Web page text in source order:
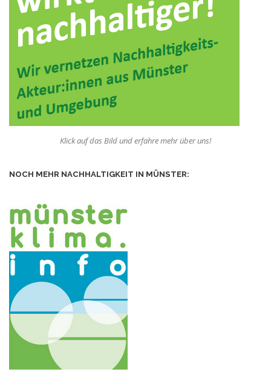
Klick auf das Bild und erfahre mehr über uns!
NOCH MEHR NACHHALTIGKEIT IN MÜNSTER: